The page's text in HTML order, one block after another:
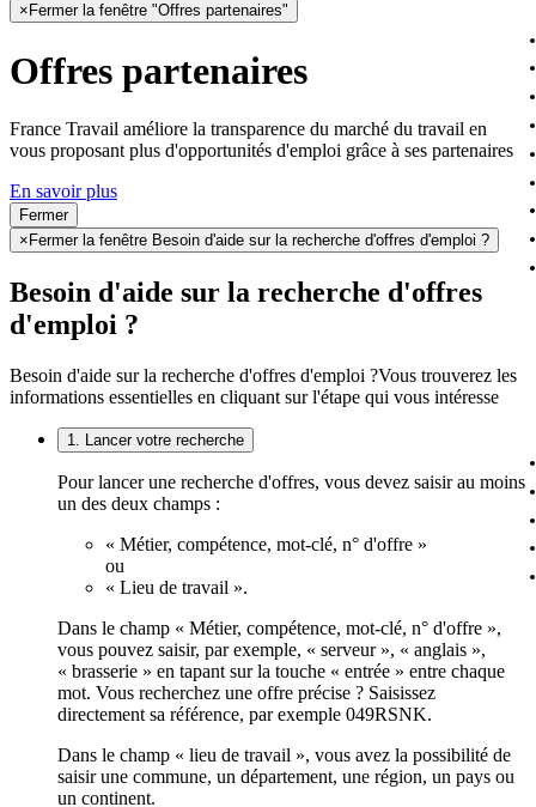
× Fermer la fenêtre "Offres partenaires"
Offres partenaires
France Travail améliore la transparence du marché du travail en
vous proposant plus d'opportunités d'emploi grâce à ses partenaires
En savoir plus
Fermer
× Fermer la fenêtre Besoin d'aide sur la recherche d'offres d'emploi ?
Besoin d'aide sur la recherche d'offres
d'emploi ?
Besoin d'aide sur la recherche d'offres d'emploi ?Vous trouverez les
informations essentielles en cliquant sur l'étape qui vous intéresse
1. Lancer votre recherche
Pour lancer une recherche d'offres, vous devez saisir au moins
un des deux champs :
« Métier, compétence, mot-clé, n° d'offre »
ou
« Lieu de travail ».
Dans le champ « Métier, compétence, mot-clé, n° d'offre »,
vous pouvez saisir, par exemple, « serveur », « anglais »,
« brasserie » en tapant sur la touche « entrée » entre chaque
mot. Vous recherchez une offre précise ? Saisissez
directement sa référence, par exemple 049RSNK.
Dans le champ « lieu de travail », vous avez la possibilité de
saisir une commune, un département, une région, un pays ou
un continent.